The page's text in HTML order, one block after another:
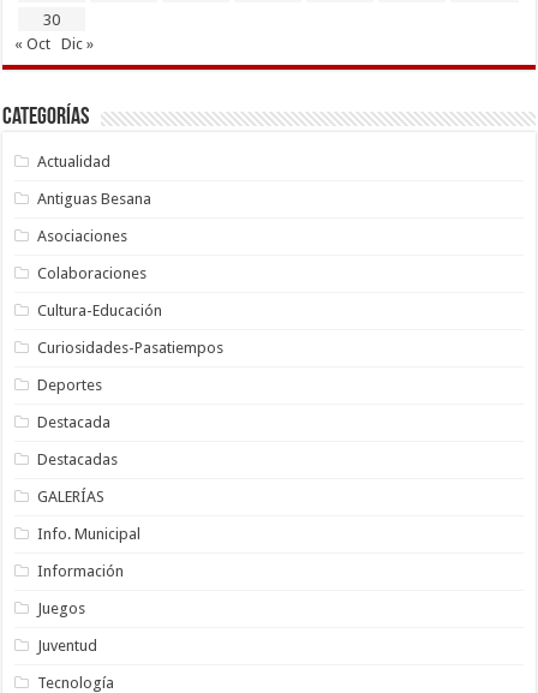
30
« Oct
Dic »
Categorías
Actualidad
Antiguas Besana
Asociaciones
Colaboraciones
Cultura-Educación
Curiosidades-Pasatiempos
Deportes
Destacada
Destacadas
GALERÍAS
Info. Municipal
Información
Juegos
Juventud
Tecnología